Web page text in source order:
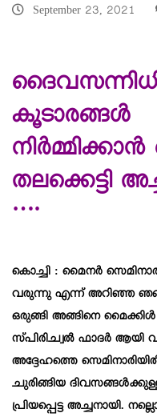
September 23, 2021
കൂടാരങ്ങൾ
തലക്കെട്ടി
….
കൊച്ചി : മൈനർ
വരുന്നു എന്ന് അറിഞ്ഞ
ഒരുങ്ങി അങ്ങിനെ മൈക്കിൾ
സ്പിരിച്വൽ ഫാദർ
അദ്ദേഹത്തെ
ചുരിങ്ങിയ
പ്രിയപ്പെട്ട അച്ചനായി.